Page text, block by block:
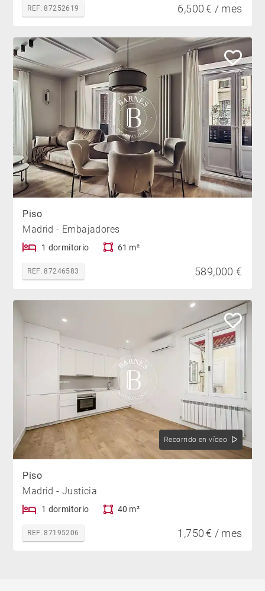
REF. 87252619 6,500 € / mes
Piso
Madrid - Embajadores
1 dormitorio 61 m²
REF. 87246583 589,000 €
Recorrido en vídeo
Piso
Madrid - Justicia
1 dormitorio 40 m²
REF. 87195206 1,750 € / mes